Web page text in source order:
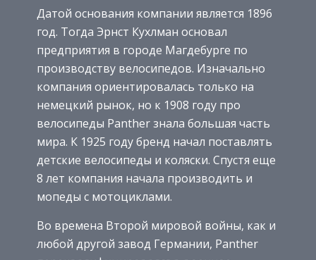
Датой основания компании является 1896
год. Тогда Эрнст Кухлман основал
предприятия в городе Магдебурге по
производству велосипедов. Изначально
компания ориентировалась только на
немецкий рынок, но к 1908 году про
велосипеды Panther знала большая часть
мира. К 1925 году бренд начал поставлять
детские велосипеды и коляски. Спустя еще
8 лет компания начала производить и
мопеды с мотоциклами.
Во времена Второй мировой войны, как и
любой другой завод Германии, Panther